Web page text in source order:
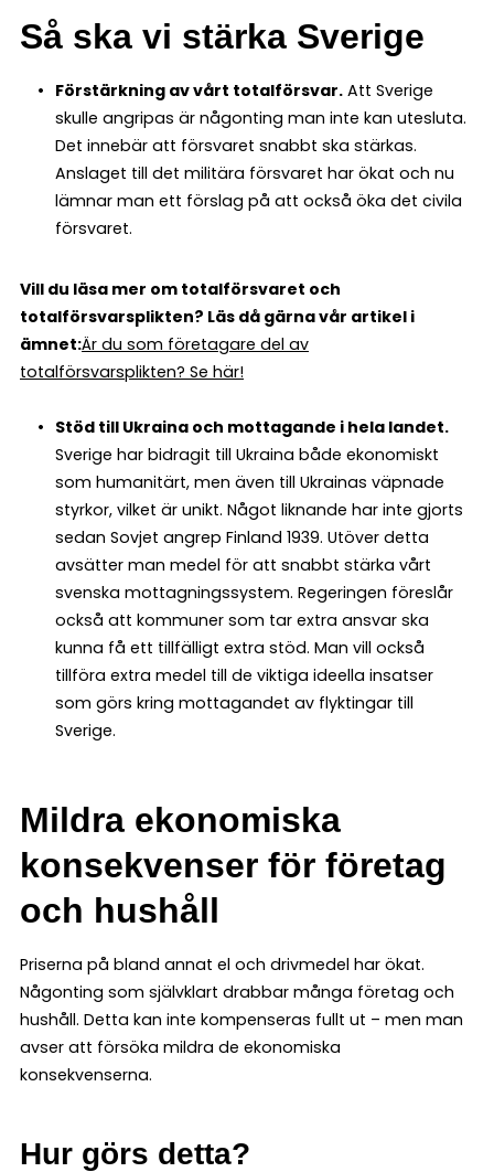
Så ska vi stärka Sverige
Förstärkning av vårt totalförsvar.Att Sverige
skulle angripas är någonting man inte kan utesluta.
Det innebär att försvaret snabbt ska stärkas.
Anslaget till det militära försvaret har ökat och nu
lämnar man ett förslag på att också öka det civila
försvaret.
Vill du läsa mer om totalförsvaret och
totalförsvarsplikten? Läs då gärna vår artikel i
ämnet:Är du som företagare del av
totalförsvarsplikten? Se här!
Stöd till Ukraina och mottagande i hela landet.
Sverige har bidragit till Ukraina både ekonomiskt
som humanitärt, men även till Ukrainas väpnade
styrkor, vilket är unikt. Något liknande har inte gjorts
sedan Sovjet angrep Finland 1939. Utöver detta
avsätter man medel för att snabbt stärka vårt
svenska mottagningssystem. Regeringen föreslår
också att kommuner som tar extra ansvar ska
kunna få ett tillfälligt extra stöd. Man vill också
tillföra extra medel till de viktiga ideella insatser
som görs kring mottagandet av flyktingar till
Sverige.
Mildra ekonomiska
konsekvenser för företag
och hushåll
Priserna på bland annat el och drivmedel har ökat.
Någonting som självklart drabbar många företag och
hushåll. Detta kan inte kompenseras fullt ut – men man
avser att försöka mildra de ekonomiska
konsekvenserna.
Hur görs detta?